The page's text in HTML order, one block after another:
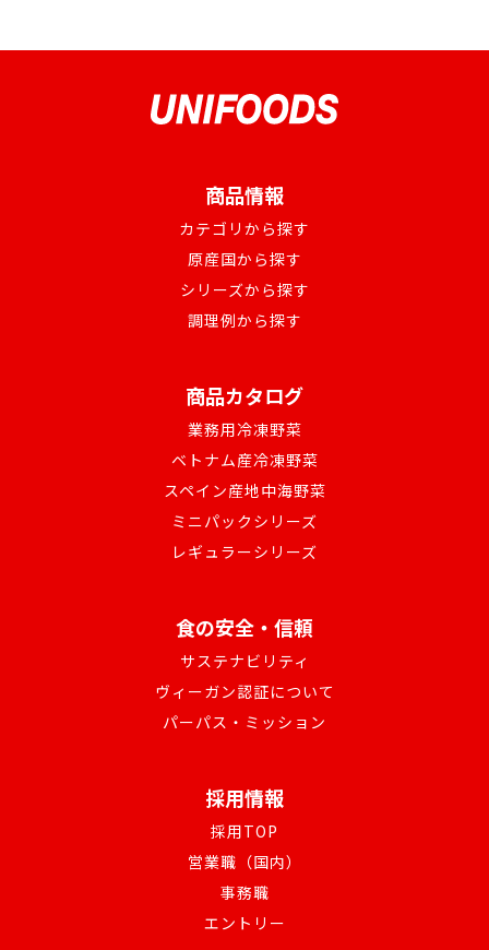
商品情報
カテゴリから探す
原産国から探す
シリーズから探す
調理例から探す
商品カタログ
業務用冷凍野菜
ベトナム産冷凍野菜
スペイン産地中海野菜
ミニパックシリーズ
レギュラーシリーズ
食の安全・信頼
サステナビリティ
ヴィーガン認証について
パーパス・ミッション
採用情報
採用TOP
営業職（国内）
事務職
エントリー